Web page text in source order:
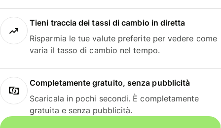
Tieni traccia dei tassi di cambio in diretta
Risparmia le tue valute preferite per vedere come
varia il tasso di cambio nel tempo.
Completamente gratuito, senza pubblicità
Scaricala in pochi secondi. È completamente
gratuita e senza pubblicità.